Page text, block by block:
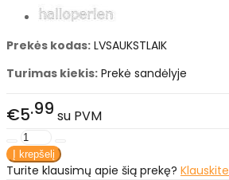
Prekės kodas: LVSAUKSTLAIK
Turimas kiekis: Prekė sandėlyje
€5 99 su PVM
Turite klausimų apie šią prekę? Klauskite